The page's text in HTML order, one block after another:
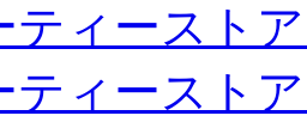
ティースト
ティースト